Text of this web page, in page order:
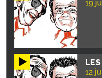
19
12